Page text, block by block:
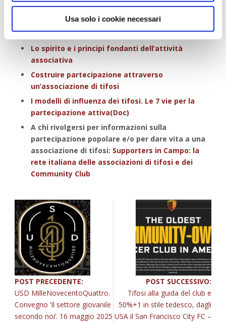
Usa solo i cookie necessari
lungo termine.
Lo spirito e i principi fondanti dell’attività
associativa
Costruire partecipazione attraverso
un’associazione di tifosi
I modelli di influenza dei tifosi. Le 7 vie per la
partecipazione attiva(Doc)
A chi rivolgersi per informazioni sulla
partecipazione popolare e/o per dare vita a una
associazione di tifosi: Supporters in Campo: la
rete italiana delle associazioni di tifosi e dei
Community Club
POST PRECEDENTE:
USD MilleNovecentoQuattro.
Convegno ‘Il settore giovanile
secondo noi’. 16 maggio 2025
POST SUCCESSIVO:
Tifosi alla guida del club e
50%+1 in stile tedesco, dagli
USA il San Francisco City FC –